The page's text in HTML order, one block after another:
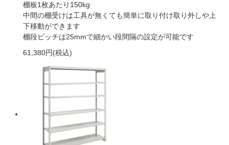
棚板1枚あたり150kg
中間の棚受けは工具が無くても簡単に取り付け取り外しや上
下移動ができます
棚段ピッチは25mmで細かい段間隔の設定が可能です
61,380円(税込)